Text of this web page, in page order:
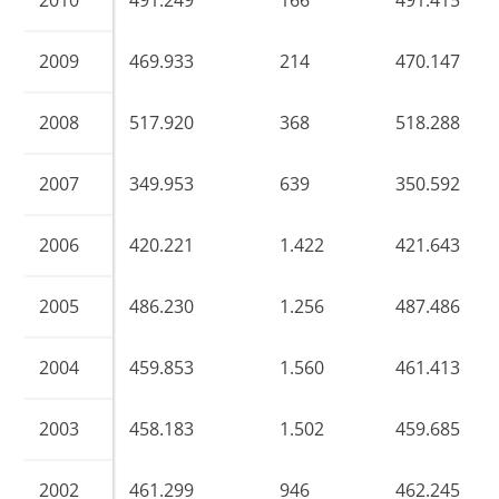
2009 469.933 214 470.147
2008 517.920 368 518.288
2007 349.953 639 350.592
2006 420.221 1.422 421.643
2005 486.230 1.256 487.486
2004 459.853 1.560 461.413
2003 458.183 1.502 459.685
2002 461.299 946 462.245